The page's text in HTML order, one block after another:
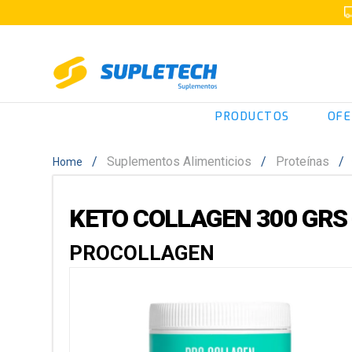
PRODUCTOS
Suplementos Alimenticios Proteínas
KETO COLLAGEN 300
PROCOLLAGEN